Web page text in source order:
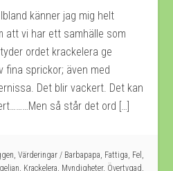
känner jag mig helt
att vi har ett samhälle som
ordet krackelera ge
fina sprickor; även med
Det blir vackert. Det kan
så står det ord […]
, Värderingar / Barbapapa, Fattiga, Fel ,
, Krackelera, Myndigheter, Övertygad,